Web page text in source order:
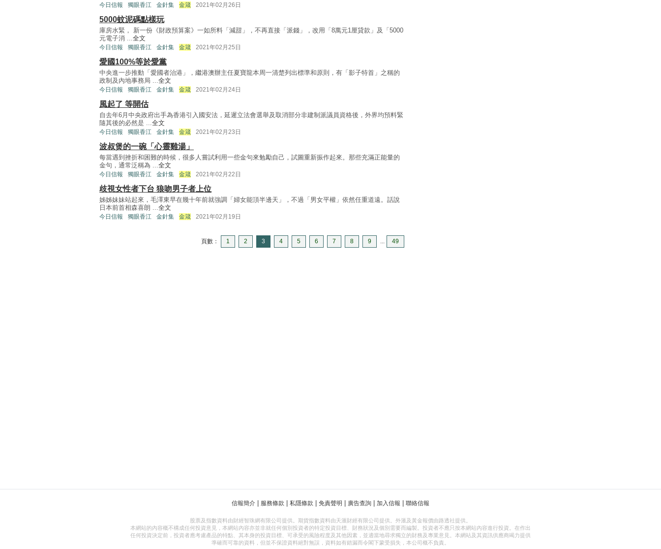
今日信報 獨眼香江 金針集 金箴 2021年02月26日
5000蚊泥碼點樣玩
庫房水緊， 新一份《財政預算案》一如所料「減甜」，不再直接「派錢」，改用「8萬元1厘貸款」及「5000
元電子消 ...全文
今日信報 獨眼香江 金針集 金箴 2021年02月25日
愛國100%等於愛黨
中央進一步推動「愛國者治港」，繼港澳辦主任夏寶龍本周一清楚列出標準和原則，有「影子特首」之稱的
政制及內地事務局 ...全文
今日信報 獨眼香江 金針集 金箴 2021年02月24日
風起了 等開估
自去年6月中央政府出手為香港引入國安法，延遲立法會選舉及取消部分非建制派議員資格後，外界均預料緊
隨其後的必然是 ...全文
今日信報 獨眼香江 金針集 金箴 2021年02月23日
波叔煲的一碗「心靈雞湯」
每當遇到挫折和困難的時候，很多人嘗試利用一些金句來勉勵自己，試圖重新振作起來。那些充滿正能量的
金句，通常泛稱為 ...全文
今日信報 獨眼香江 金針集 金箴 2021年02月22日
歧視女性者下台 狼吻男子者上位
姊姊妹妹站起來，毛澤東早在幾十年前就強調「婦女能頂半邊天」，不過「男女平權」依然任重道遠。話說
日本前首相森喜朗 ...全文
今日信報 獨眼香江 金針集 金箴 2021年02月19日
頁數： 1 2 3 4 5 6 7 8 9 ... 49
信報簡介 服務條款 私隱條款 免責聲明 廣告查詢 加入信報 聯絡信報
股票及指數資料由財經智珠網有限公司提供。期貨指數資料由天滙財經有限公司提供。外滙及黃金報價由路透社提供。
本網站的內容概不構成任何投資意見，本網站內容亦並非就任何個別投資者的特定投資目標、財務狀況及個別需要而編製。投資者不應只按本網站內容進行投資。在作出
任何投資決定前，投資者應考慮產品的特點、其本身的投資目標、可承受的風險程度及其他因素，並適當地尋求獨立的財務及專業意見。本網站及其資訊供應商竭力提供
準確而可靠的資料，但並不保證資料絕對無誤，資料如有錯漏而令閣下蒙受損失，本公司概不負責。